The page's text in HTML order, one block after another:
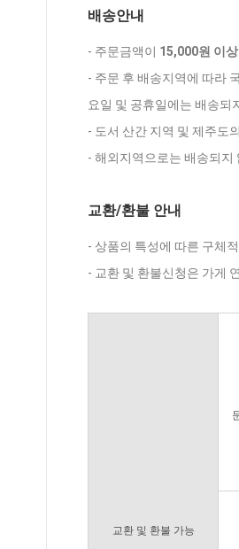
배송안내
- 주문금액이 15,000원 이상
- 주문 후 배송지역에 따라
요일 및 공휴일에는 배송되
- 도서 산간 지역 및 제주도
- 해외지역으로는 배송되지
교환/환불 안내
- 상품의 특성에 따른 구체
- 교환 및 환불신청은 가게
교환 및 환불 가능